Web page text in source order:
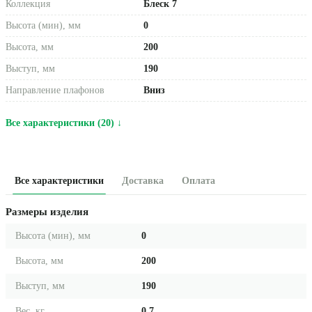
Коллекция Блеск 7
Высота (мин), мм 0
Высота, мм 200
Выступ, мм 190
Направление плафонов Вниз
Все характеристики (20) ↓
Все характеристики Доставка Оплата
Размеры изделия
Высота (мин), мм 0
Высота, мм 200
Выступ, мм 190